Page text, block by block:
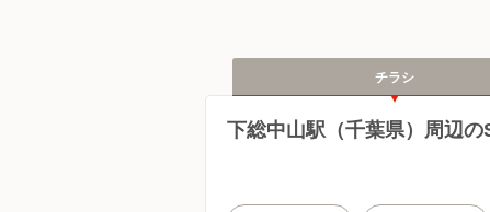
チラシ
下総中山駅（千葉県）周辺